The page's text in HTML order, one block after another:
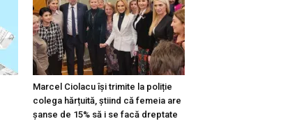
Marcel Ciolacu își trimite la poliție
colega hărțuită, știind că femeia are
șanse de 15% să i se facă dreptate